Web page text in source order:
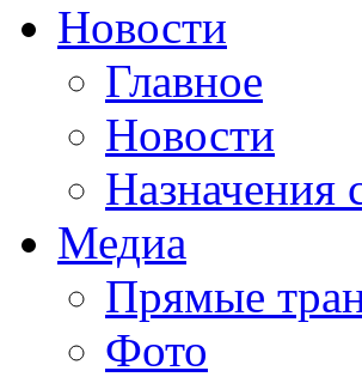
Новости
Главное
Новости
Назначения
Медиа
Прямые
Фото